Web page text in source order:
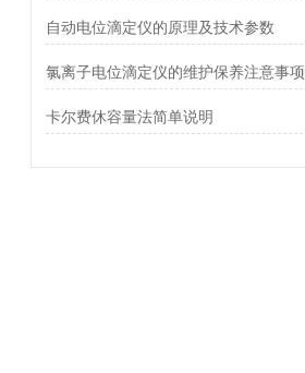
自动电位滴定仪的原理及技术参数
氯离子电位滴定仪的维护保养注意事项
卡尔费休容量法简单说明